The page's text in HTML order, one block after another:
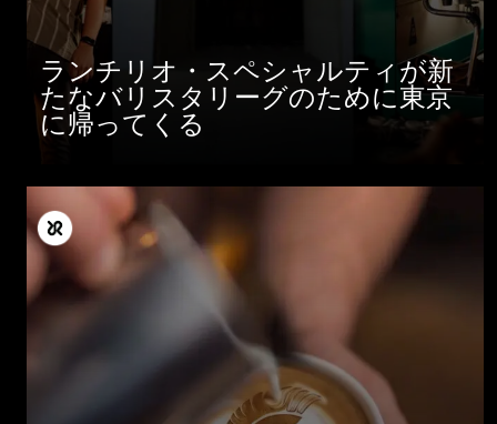
ランチリオ・スペシャルティが新
たなバリスタリーグのために東京
に帰ってくる